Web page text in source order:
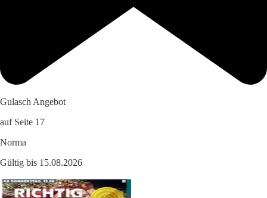
Gulasch Angebot
auf Seite 17
Norma
Gültig bis 15.08.2026